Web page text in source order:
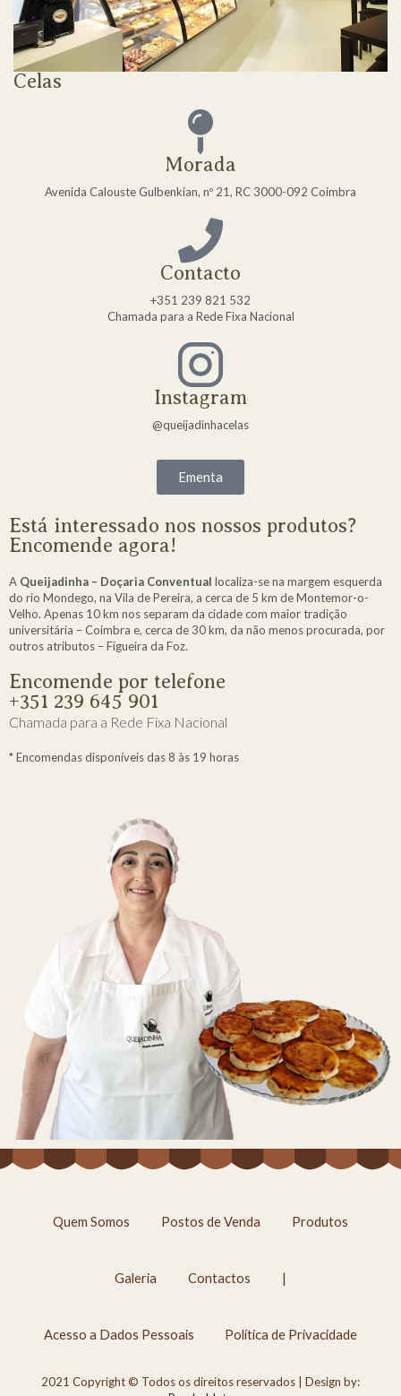
Celas
Morada
Avenida Calouste Gulbenkian, nº 21, RC 3000-092 Coimbra
Contacto
+351 239 821 532
Chamada para a Rede Fixa Nacional
Instagram
@queijadinhacelas
Ementa
Está interessado nos nossos produtos?
Encomende agora!
A Queijadinha – Doçaria Conventual localiza-se na margem esquerda
do rio Mondego, na Vila de Pereira, a cerca de 5 km de Montemor-o-
Velho. Apenas 10 km nos separam da cidade com maior tradição
universitária – Coimbra e, cerca de 30 km, da não menos procurada, por
outros atributos – Figueira da Foz.
Encomende por telefone
+351 239 645 901
Chamada para a Rede Fixa Nacional
* Encomendas disponíveis das 8 às 19 horas
Quem Somos Postos de Venda Produtos
Galeria Contactos |
Acesso a Dados Pessoais Política de Privacidade
2021 Copyright © Todos os direitos reservados | Design by: